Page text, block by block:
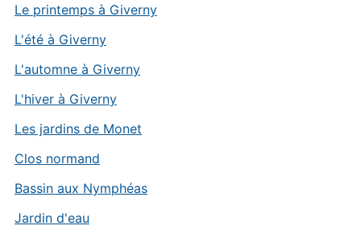
Le printemps à Giverny
L'été à Giverny
L'automne à Giverny
L'hiver à Giverny
Les jardins de Monet
Clos normand
Bassin aux Nymphéas
Jardin d'eau